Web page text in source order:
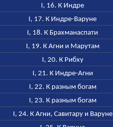
I, 16. К Индре
I, 17. К Индре-Варуне
I, 18. К Брахманаспати
I, 19. К Агни и Марутам
I, 20. К Рибху
I, 21. К Индре-Агни
I, 22. К разным богам
I, 23. К разным богам
I, 24. К Агни, Савитару и Варуне